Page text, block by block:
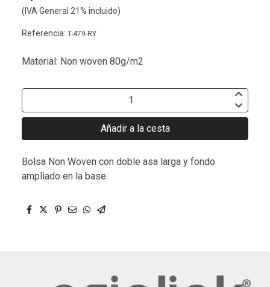
(IVA General 21% incluido)
Referencia: T-479-RY
Material: Non woven 80g/m2
Añadir a la cesta
Bolsa Non Woven con doble asa larga y fondo
ampliado en la base.